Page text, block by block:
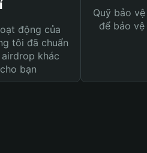
động của
tôi đã chuẩn
khác
bạn
Quỹ bảo
để bảo